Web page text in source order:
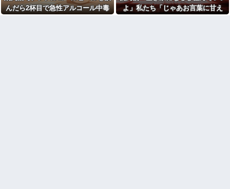
ジで納得いかない！！！！！
オワコン扱いされていたデジ
ないの？なんで？」私「自転車
ないしスーパーまで歩いて一時
んだら2杯目で急性アルコール中毒
よ」私たち「じゃあお言葉に甘え